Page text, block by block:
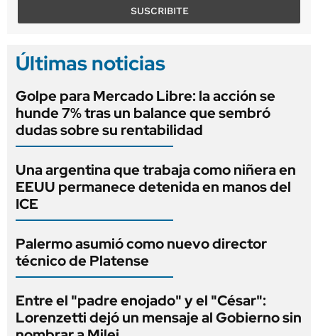
SUSCRIBITE
Últimas noticias
Golpe para Mercado Libre: la acción se
hunde 7% tras un balance que sembró
dudas sobre su rentabilidad
Una argentina que trabaja como niñera en
EEUU permanece detenida en manos del
ICE
Palermo asumió como nuevo director
técnico de Platense
Entre el "padre enojado" y el "César":
Lorenzetti dejó un mensaje al Gobierno sin